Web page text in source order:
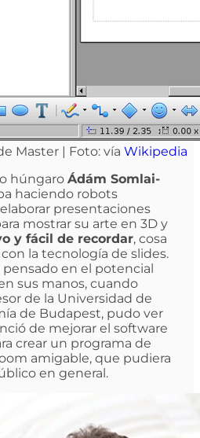
Master | Foto: vía Wikipedia
húngaro Ádám Somlai-
haciendo robots
presentaciones
mostrar su arte en 3D y
y fácil de recordar, cosa
la tecnología de slides.
pensado en el potencial
sus manos, cuando
de la Universidad de
de Budapest, pudo ver
de mejorar el software
crear un programa de
amigable, que pudiera
en general.